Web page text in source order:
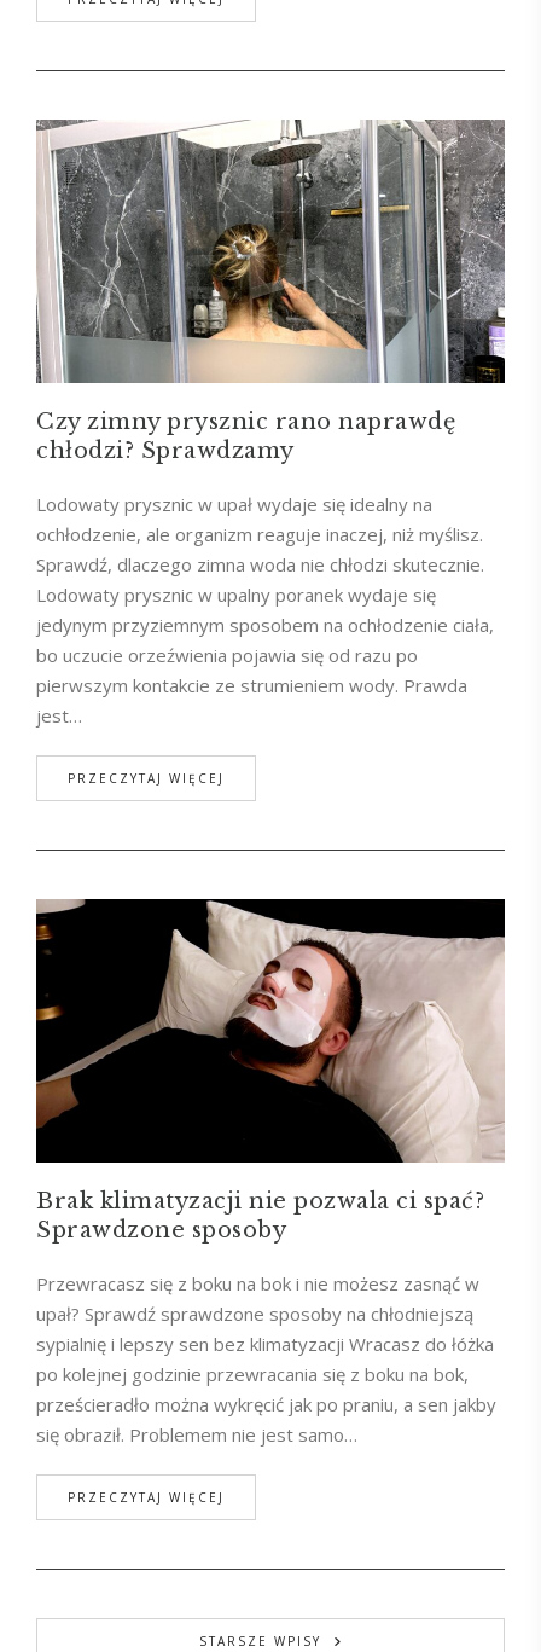
Czy zimny prysznic rano naprawdę
chłodzi? Sprawdzamy
Lodowaty prysznic w upał wydaje się idealny na
ochłodzenie, ale organizm reaguje inaczej, niż myślisz.
Sprawdź, dlaczego zimna woda nie chłodzi skutecznie.
Lodowaty prysznic w upalny poranek wydaje się
jedynym przyziemnym sposobem na ochłodzenie ciała,
bo uczucie orzeźwienia pojawia się od razu po
pierwszym kontakcie ze strumieniem wody. Prawda
jest…
PRZECZYTAJ WIĘCEJ
Brak klimatyzacji nie pozwala ci spać?
Sprawdzone sposoby
Przewracasz się z boku na bok i nie możesz zasnąć w
upał? Sprawdź sprawdzone sposoby na chłodniejszą
sypialnię i lepszy sen bez klimatyzacji Wracasz do łóżka
po kolejnej godzinie przewracania się z boku na bok,
prześcieradło można wykręcić jak po praniu, a sen jakby
się obraził. Problemem nie jest samo…
PRZECZYTAJ WIĘCEJ
STARSZE WPISY